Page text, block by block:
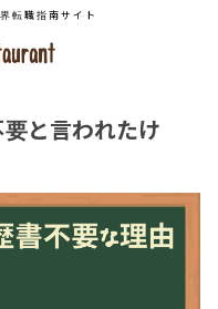
転職指南サイト
と言われたけ